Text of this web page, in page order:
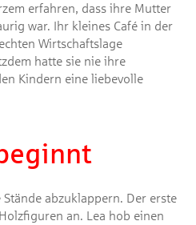
erfahren, dass ihre Mutter
war. Ihr kleines Café in der
Wirtschaftslage
hatte sie nie ihre
Kindern eine liebevolle
abzuklappern. Der erste
an. Lea hob einen